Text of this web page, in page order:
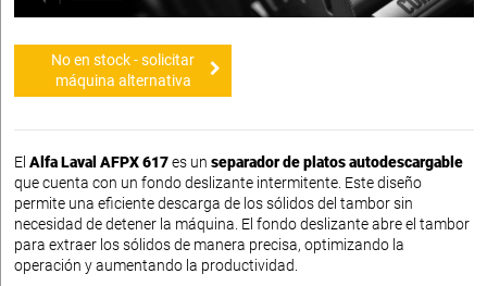
No en stock - solicitar
máquina alternativa
El Alfa Laval AFPX 617es un separador de platos autodescargable
que cuenta con un fondo deslizante intermitente. Este diseño
permite una eficiente descarga de los sólidos del tambor sin
necesidad de detener la máquina. El fondo deslizante abre el tambor
para extraer los sólidos de manera precisa, optimizando la
operación y aumentando la productividad.